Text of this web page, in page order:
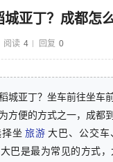
亚丁？成都怎
阅读 4 回复 0
城亚丁？坐车前往坐车
方便的方式之一，成都
坐 旅游 大巴、公交
巴是最为常见的方式